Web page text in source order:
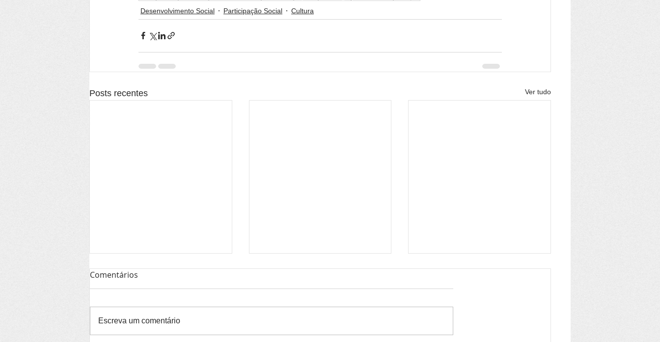
Desenvolvimento Social
Participação Social Cultura
Posts recentes Ver tudo
Comentários
Escreva um comentário